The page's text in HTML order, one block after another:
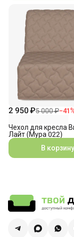
2 950 ₽5 000 ₽−41
Чехол для кресла
Лайт (Мура 022)
В корзину